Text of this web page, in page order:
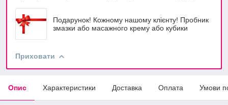
Подарунок! Кожному нашому клієнту! Пробник
змазки або масажного крему або кубики
Приховати
Опис Характеристики Доставка Оплата Умови